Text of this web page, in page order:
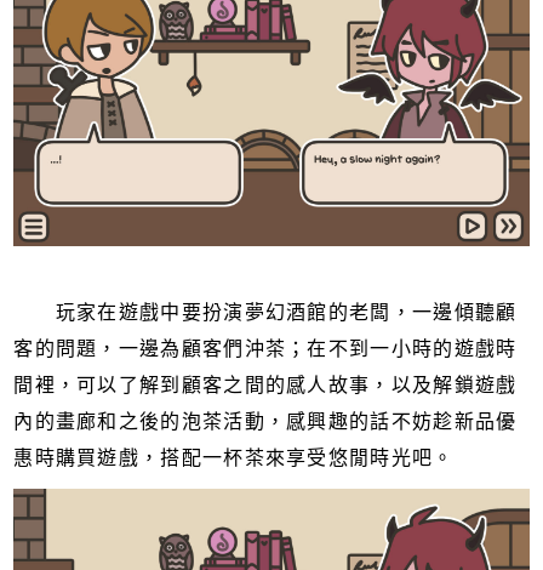
玩家在遊戲中要扮演夢幻酒館的老闆，一邊傾聽顧
客的問題，一邊為顧客們沖茶；在不到一小時的遊戲時
間裡，可以了解到顧客之間的感人故事，以及解鎖遊戲
內的畫廊和之後的泡茶活動，感興趣的話不妨趁新品優
惠時購買遊戲，搭配一杯茶來享受悠閒時光吧。